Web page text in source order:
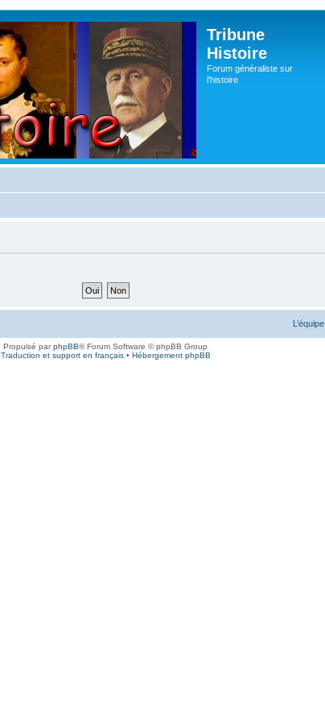
Tribune
Histoire
Forum généraliste sur
l'histoire
L’équipe
Propulsé parphpBB® Forum Software © phpBB Group
Traduction et support en français• Hébergement phpBB